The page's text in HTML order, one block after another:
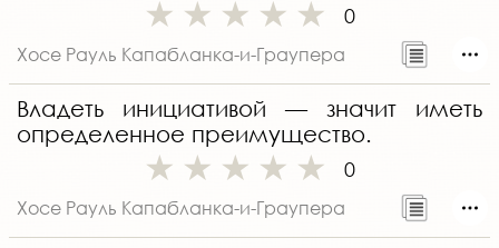
0
Хосе Рауль Капабланка-и-Граупера
Владеть инициативой — значит иметь
определенное преимущество.
0
Хосе Рауль Капабланка-и-Граупера